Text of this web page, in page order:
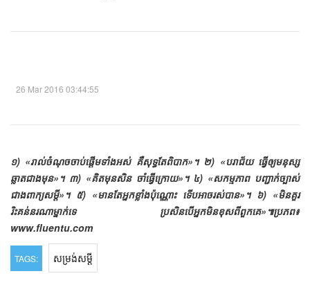
26 Mar 2016 03:44:55
​១) ​«​រាល់​ចំណុច​ចាប់​ផ្ដើម​ទាំង​អស់​ ​គឺ​សុទ្ធតែ​ពិបាក​»។ ២) «​​បរាជ័យ​ ​ធ្វើ​ឲ្យ​មនុស្ស​
ឆ្លាត​ជាង​មុន​»។ ៣) ​​«​គិត​មុន​សិន ចាំ​​ធ្វើ​ក្រោយ​»។ ៤) «​​សកម្មភាព​ ​បញ្ជាក់​ច្បាស់​
ជាង​ពាក្យ​សម្ដី​»។ ៥) ​​«​មាន​តែ​អ្នក​ខ្លាំង​ប៉ុណ្ណោះ​​ ​ទើប​អាច​រស់​​បាន​»។ ៦) ​«​​មិន​គួរ​
រិះគន់​នរណា​ម្នាក់​ទេ ប្រសិន​បើ​អ្នក​មិន​ខុស​ពី​ពួកគេ​​»៕​ប្រភព៖
www.fluentu.com
TAGS: សម្រង់សម្តី